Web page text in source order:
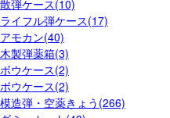
散弾ケース(10)
ライフル弾ケース(17)
アモカン(40)
木製弾薬箱(3)
ボウケース(2)
ボウケース(2)
模造弾・空薬きょう(266)